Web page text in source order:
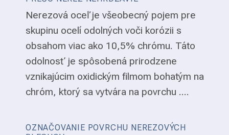
Nerezová oceľ je všeobecný pojem pre
skupinu ocelí odolných voči korózii s
obsahom viac ako 10,5% chrómu. Táto
odolnosť je spôsobená prirodzene
vznikajúcim oxidickým filmom bohatým na
chróm, ktorý sa vytvára na povrchu ....
OZNAČOVANIE POVRCHU NEREZOVÝCH